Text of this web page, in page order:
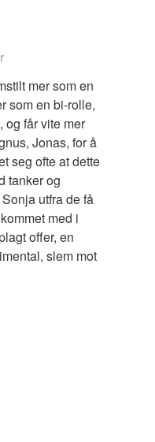
mer som en
som en bi-rolle,
og får vite mer
Jonas, for å
seg ofte at dette
tanker og
utfra de få
med i
offer, en
slem mot